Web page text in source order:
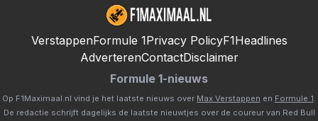
VerstappenFormule 1Privacy PolicyF1Headlines
AdverterenContactDisclaimer
Formule 1-nieuws
Op F1Maximaal.nl vind je het laatste nieuws over Max Verstappen en Formule 1
De redactie schrijft dagelijks de laatste nieuwtjes over de coureur van Red Bull